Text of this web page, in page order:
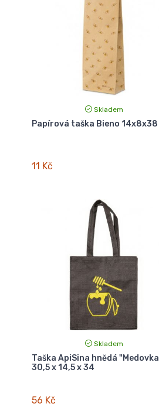
Skladem
Papírová taška Bieno 14x8x38
11 Kč
Skladem
Taška ApiSina hnědá
30,5 x 14,5 x 34
56 Kč